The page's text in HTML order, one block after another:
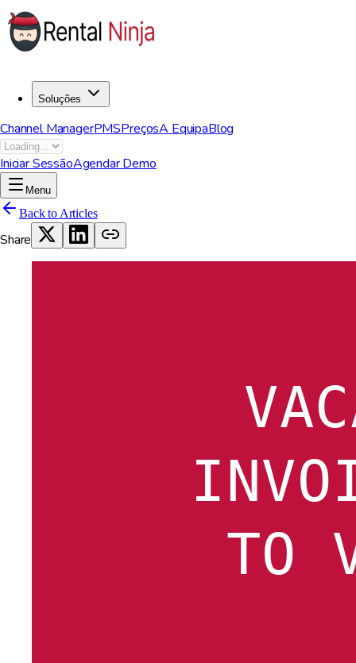
Soluções
Channel ManagerPMSPreçosA EquipaBlog
Iniciar SessãoAgendar Demo
Menu
Back to Articles
Share